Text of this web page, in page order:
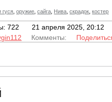
гуся ,оружие ,сайга Нива ,скрадок ,костер
722
21 апреля 2025, 20:12
Комменты: